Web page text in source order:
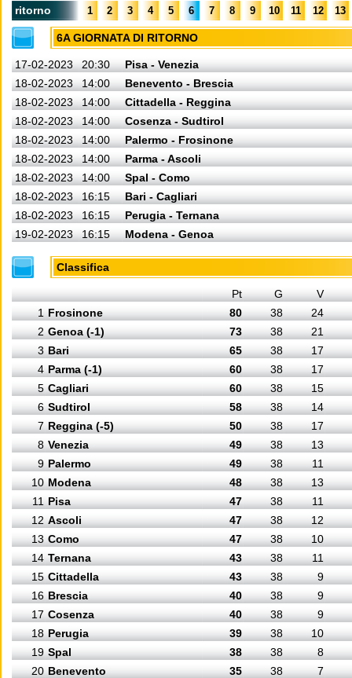
ritorno 1 2 3 4 5 6 7 8 9 10 11 12 13
6A GIORNATA DI RITORNO
17-02-2023 20:30
Pisa - Venezia
18-02-2023
14:00
Benevento - Brescia
18-02-2023
14:00
Cittadella - Reggina
18-02-2023
14:00
Cosenza - Sudtirol
18-02-2023
14:00
Palermo - Frosinone
18-02-2023
14:00
Parma - Ascoli
18-02-2023
14:00
Spal - Como
18-02-2023
16:15
Bari - Cagliari
18-02-2023
16:15
Perugia - Ternana
19-02-2023
16:15 Modena - Genoa
Classifica
Pt G
V
1 Frosinone 80 38
24
2 Genoa (-1) 73 38
21
3 Bari 65 38
17
4 Parma (-1) 60 38
17
5 Cagliari 60 38
15
6 Sudtirol 58 38
14
7 Reggina (-5) 50 38
17
8 Venezia 49 38
13
9 Palermo 49 38
11
10 Modena 48 38
13
11 Pisa 47 38
11
12 Ascoli 47 38
12
13 Como 47 38
10
14 Ternana 43 38
11
15 Cittadella 43 38
9
16 Brescia 40 38
9
17 Cosenza 40 38
9
18 Perugia 39 38
10
19 Spal 38 38
8
20 Benevento 35 38 7